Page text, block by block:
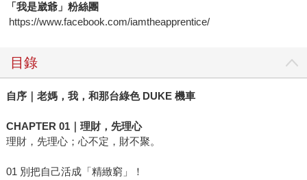
「我是崴爺」粉絲團
https://www.facebook.com/iamtheapprentice/
目錄
自序｜老媽，我，和那台綠色 DUKE 機車
CHAPTER 01｜理財，先理心
理財，先理心；心不定，財不聚。
01 別把自己活成「精緻窮」！